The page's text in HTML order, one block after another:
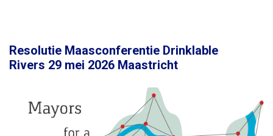
Resolutie Maasconferentie Drinklable
Rivers 29 mei 2026 Maastricht